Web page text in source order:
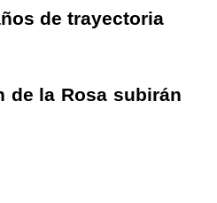
de trayectoria
de la Rosa subirán